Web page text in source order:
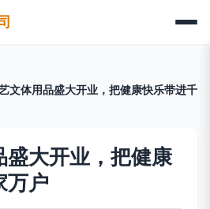
文体用品盛大开业，把健康快乐带进千
盛大开业，把健康
万户